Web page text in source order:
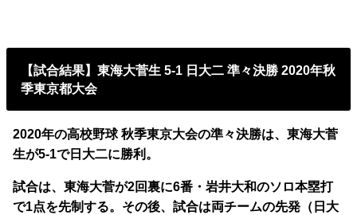
【試合結果】東海大菅生 5-1 日大二 準々決勝 2020年秋
季東京都大会
2020年の高校野球 秋季東京大会の準々決勝は、東海大菅
生が5-1で日大二に勝利。
試合は、東海大菅が2回裏に6番・岩井大和のソロ本塁打
で1点を先制する。その後、試合は両チームの先発（日大